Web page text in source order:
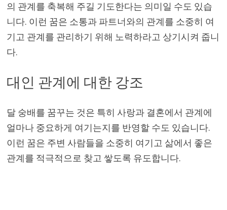
의 관계를 축복해 주길 기도한다는 의미일 수도 있습
니다. 이런 꿈은 소통과 파트너와의 관계를 소중히 여
기고 관계를 관리하기 위해 노력하라고 상기시켜 줍니
다.
대인 관계에 대한 강조
달 숭배를 꿈꾸는 것은 특히 사랑과 결혼에서 관계에
얼마나 중요하게 여기는지를 반영할 수도 있습니다.
이런 꿈은 주변 사람들을 소중히 여기고 삶에서 좋은
관계를 적극적으로 찾고 쌓도록 유도합니다.